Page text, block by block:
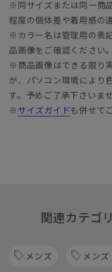
※同サイズまたは同一商
程度の個体差や着用感の
※カラー名は管理用の表
品画像をご確認ください。
※商品画像はできる限り
が、パソコン環境により
す。予めご了承下さいませ
※ サイズガイドも併せて
関連カテゴ
メンズ メン